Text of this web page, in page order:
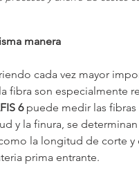
manera
cada vez mayor
fibra son especialmente
6 puede medir las fibras
y la finura, se
la longitud de corte
prima entrante.